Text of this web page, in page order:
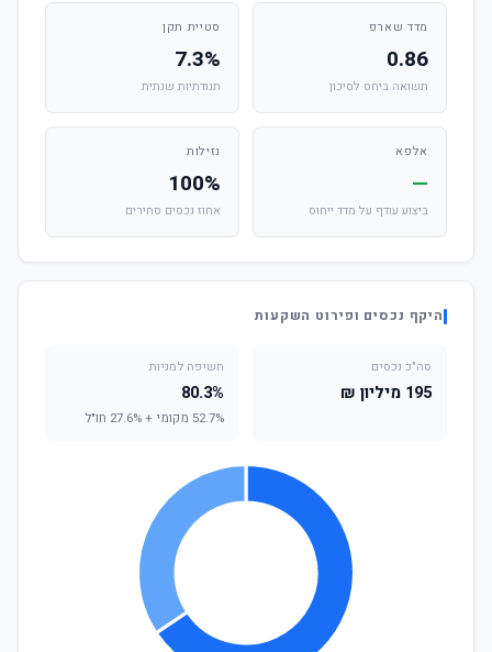
מדד שארפ
0.86
תשואה ביחס לסיכון
סטיית תקן
7.3%
תנודתיות שנתית
אלפא
—
ביצוע עודף על מדד ייחוס
נזילות
100%
אחוז נכסים סחירים
היקף נכסים ופירוט השקעות
סה"כ נכסים
195 מיליון ₪
חשיפה למניות
80.3%
52.7% מקומי + 27.6% חו"ל